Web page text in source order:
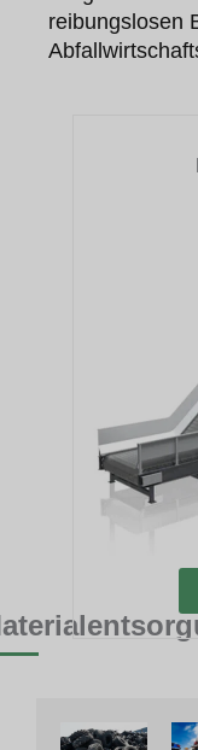
reibungslosen